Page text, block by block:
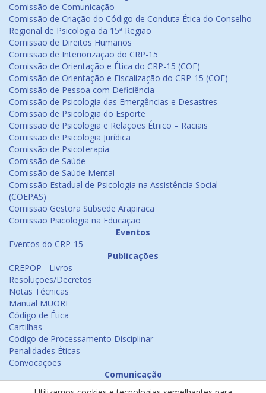
Comissão de Comunicação
Comissão de Criação do Código de Conduta Ética do Conselho
Regional de Psicologia da 15ª Região
Comissão de Direitos Humanos
Comissão de Interiorização do CRP-15
Comissão de Orientação e Ética do CRP-15 (COE)
Comissão de Orientação e Fiscalização do CRP-15 (COF)
Comissão de Pessoa com Deficiência
Comissão de Psicologia das Emergências e Desastres
Comissão de Psicologia do Esporte
Comissão de Psicologia e Relações Étnico – Raciais
Comissão de Psicologia Jurídica
Comissão de Psicoterapia
Comissão de Saúde
Comissão de Saúde Mental
Comissão Estadual de Psicologia na Assistência Social
(COEPAS)
Comissão Gestora Subsede Arapiraca
Comissão Psicologia na Educação
Eventos
Eventos do CRP-15
Publicações
CREPOP - Livros
Resoluções/Decretos
Notas Técnicas
Manual MUORF
Código de Ética
Cartilhas
Código de Processamento Disciplinar
Penalidades Éticas
Convocações
Comunicação